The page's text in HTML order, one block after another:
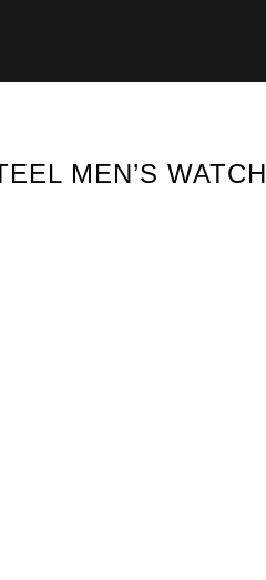
MEN’S WATCH